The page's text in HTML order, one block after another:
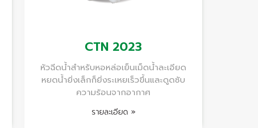
CTN 2023
หัวฉีดน้ำสำหรับหอหล่อเย็นเม็ดน้ำละเอียด
หยดน้ำยิ่งเล็กก็ยิ่งระเหยเร็วขึ้นและดูดซับ
ความร้อนจากอากาศ
รายละเอียด »